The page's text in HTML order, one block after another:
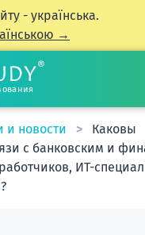
- українська.
→
и новости
Каковы
с банковским и
ИТ-